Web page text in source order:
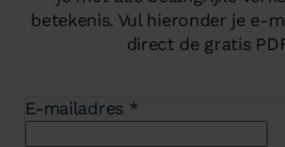
betekenis. Vul hieronder je e-
direct de gratis
E-mailadres *